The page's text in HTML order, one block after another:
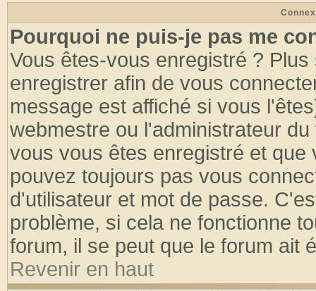
Pourquoi ne puis-je pas me
Vous êtes-vous enregistré ?
enregistrer afin de vous
message est affiché si vous
webmestre ou l'administrateur
vous vous êtes enregistré et
pouvez toujours pas vous
d'utilisateur et mot de passe.
problème, si cela ne fonctionne
forum, il se peut que le forum ait
Revenir en haut